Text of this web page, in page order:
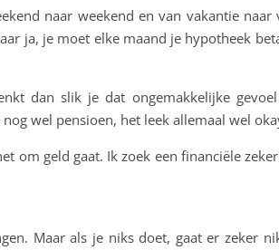
naar weekend en van vakantie
ja, je moet elke maand je hypotheek
dan slik je dat ongemakkelijke
wel pensioen, het leek allemaal wel
om geld gaat. Ik zoek een financiële
Maar als je niks doet, gaat er zeker